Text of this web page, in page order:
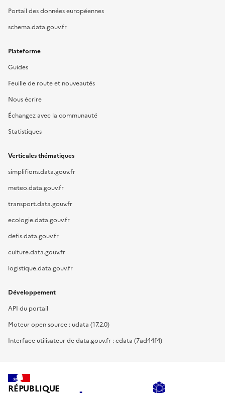
Portail des données européennes
schema.data.gouv.fr
Plateforme
Guides
Feuille de route et nouveautés
Nous écrire
Échangez avec la communauté
Statistiques
Verticales thématiques
simplifions.data.gouv.fr
meteo.data.gouv.fr
transport.data.gouv.fr
ecologie.data.gouv.fr
defis.data.gouv.fr
culture.data.gouv.fr
logistique.data.gouv.fr
Développement
API du portail
Moteur open source : udata (17.2.0)
Interface utilisateur de data.gouv.fr : cdata (7ad44f4)
RÉPUBLIQUE